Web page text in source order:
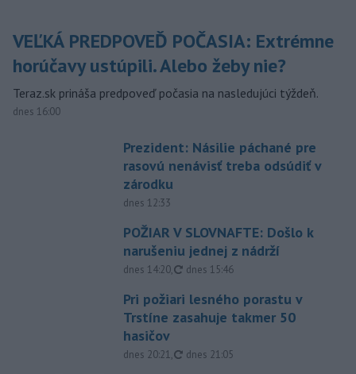
VEĽKÁ PREDPOVEĎ POČASIA: Extrémne
horúčavy ustúpili. Alebo žeby nie?
Teraz.sk prináša predpoveď počasia na nasledujúci týždeň.
dnes 16:00
Prezident: Násilie páchané pre
rasovú nenávisť treba odsúdiť v
zárodku
dnes 12:33
POŽIAR V SLOVNAFTE: Došlo k
narušeniu jednej z nádrží
dnes 14:20, aktualizované
dnes 15:46
Pri požiari lesného porastu v
Trstíne zasahuje takmer 50
hasičov
dnes 20:21, aktualizované
dnes 21:05